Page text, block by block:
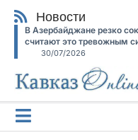
Новости
В Азербайджане резко
считают это тревожным
30/07/2026